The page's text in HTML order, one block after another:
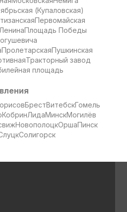
(Купаловская)
Первомайская
Площадь Победы
ПролетарскаяПушкинская
Тракторный завод
площадь
БрестВитебскГомель
КобринЛидаМинскМогилёв
НовополоцкОршаПинск
Солигорск